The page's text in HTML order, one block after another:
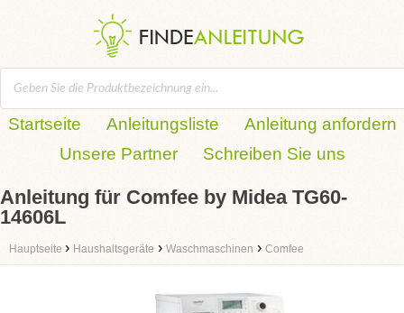
Startseite Anleitungsliste
Anleitung anfordern
Unsere Partner
Schreiben Sie uns
Anleitung für Comfee by Midea TG60-
14606L
Hauptseite › Haushaltsgeräte › Waschmaschinen › Comfee